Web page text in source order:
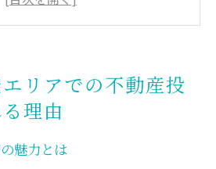
が不動産市場を活性化させる
産投資における地域特性
鍵は大阪府の再開発プロジェ
リアでの不動産投
理由
魅力とは